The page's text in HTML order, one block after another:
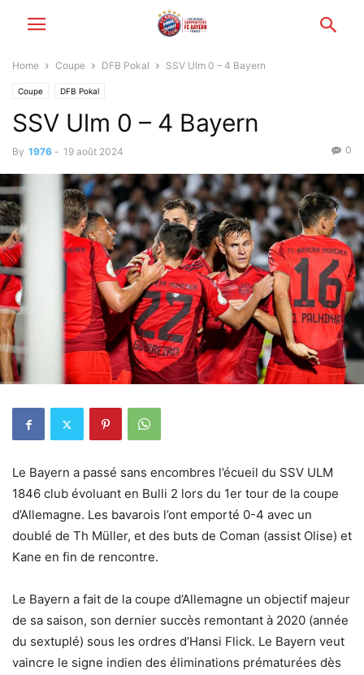
Home Coupe DFB Pokal SSV Ulm 0 – 4 Bayern
Coupe DFB Pokal
SSV Ulm 0 – 4 Bayern
By 1976 - 19 août 2024 0
Le Bayern a passé sans encombres l’écueil du SSV ULM
1846 club évoluant en Bulli 2 lors du 1er tour de la coupe
d’Allemagne. Les bavarois l’ont emporté 0-4 avec un
doublé de Th Müller, et des buts de Coman (assist Olise) et
Kane en fin de rencontre.
Le Bayern a fait de la coupe d’Allemagne un objectif majeur
de sa saison, son dernier succès remontant à 2020 (année
du sextuplé) sous les ordres d’Hansi Flick. Le Bayern veut
vaincre le signe indien des éliminations prématurées dès